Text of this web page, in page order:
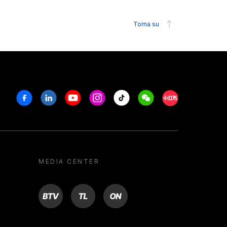
Torna su
FacebookLinkedinYoutubeInstagram
Tiktok WeechatXiaohongshu/
MEDIA CENTER
BTV TL ON